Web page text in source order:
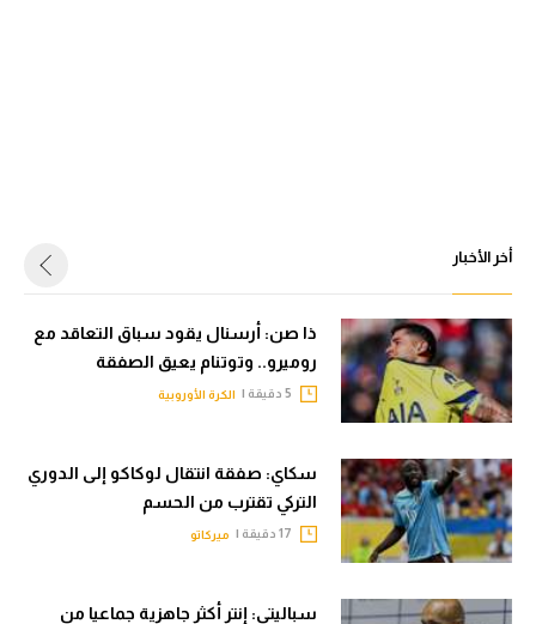
أخر الأخبار
ذا صن: أرسنال يقود سباق التعاقد مع
روميرو.. وتوتنام يعيق الصفقة
الكرة الأوروبية
سكاي: صفقة انتقال لوكاكو إلى الدوري
التركي تقترب من الحسم
ميركاتو
سباليتي: إنتر أكثر جاهزية جماعيا من